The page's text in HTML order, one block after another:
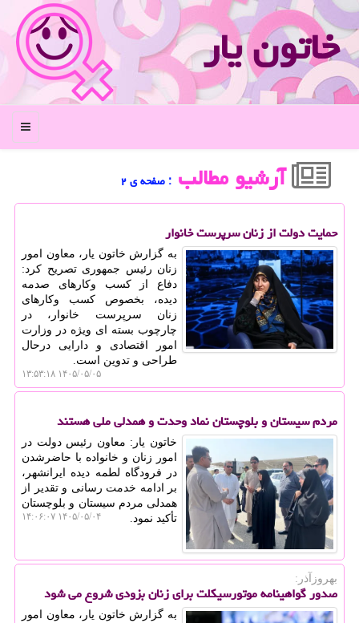
خاتون یار
منو
آرشیو مطالب : صفحه ی ۲
حمایت دولت از زنان سرپرست خانوار
به گزارش خاتون یار، معاون امور
زنان رئیس جمهوری تصریح کرد:
دفاع از کسب وکارهای صدمه
دیده، بخصوص کسب وکارهای
زنان سرپرست خانوار، در
چارچوب بسته ای ویژه در وزارت
امور اقتصادی و دارایی درحال
طراحی و تدوین است.
۱۴۰۵/۰۵/۰۵ ۱۳:۵۳:۱۸
مردم سیستان و بلوچستان نماد وحدت و همدلی ملی هستند
خاتون یار: معاون رئیس دولت در
امور زنان و خانواده با حاضرشدن
در فرودگاه لطمه دیده ایرانشهر،
بر ادامه خدمت رسانی و تقدیر از
همدلی مردم سیستان و بلوچستان
تأکید نمود.
۱۴۰۵/۰۵/۰۴ ۱۴:۰۶:۰۷
بهروزآذر:
صدور گواهینامه موتورسیکلت برای زنان بزودی شروع می شود
به گزارش خاتون یار، معاون امور